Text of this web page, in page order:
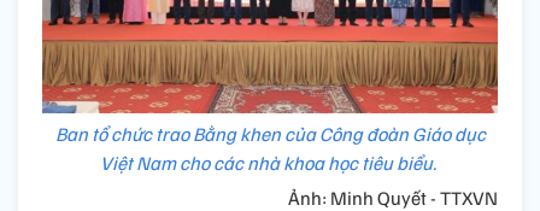
Ban tổ chức trao Bằng khen của Công đoàn Giáo dục
Việt Nam cho các nhà khoa học tiêu biểu.
Ảnh: Minh Quyết - TTXVN